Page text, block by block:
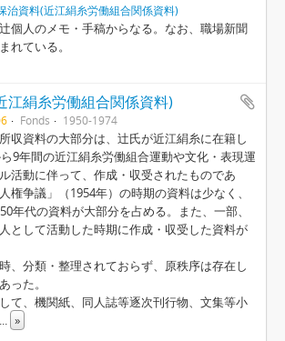
治資料(近江絹糸労働組合関係資料)
個人のメモ・手稿からなる。なお、職場新聞
れている。
江絹糸労働組合関係資料)
Fonds 1950-1974
収資料の大部分は、辻氏が近江絹糸に在籍し
9年間の近江絹糸労働組合運動や文化・表現運
活動に伴って、作成・収受されたものであ
権争議」（1954年）の時期の資料は少なく、
年代の資料が大部分を占める。また、一部、
として活動した時期に作成・収受した資料が
、分類・整理されておらず、原秩序は存在し
った。
て、機関紙、同人誌等逐次刊行物、文集等小
... »